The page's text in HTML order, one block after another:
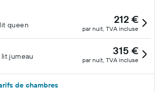
queen 212 €
par nuit, TVA incluse
jumeau 315 €
par nuit, TVA incluse
de chambres